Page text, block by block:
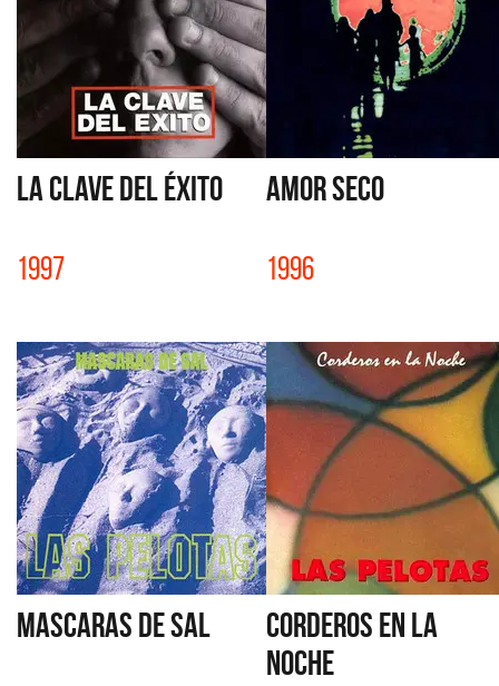
LA CLAVE DEL ÉXITO
1997
AMOR SECO
1996
MASCARAS DE SAL
CORDEROS EN LA
NOCHE